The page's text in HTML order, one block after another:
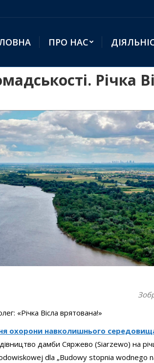
ПРО НАС
Річка
«Річка Вісла врятована!»
охорони навколишнього
дамби Сяржево (Siarzewo) на
dla „Budowy stopnia wodnego